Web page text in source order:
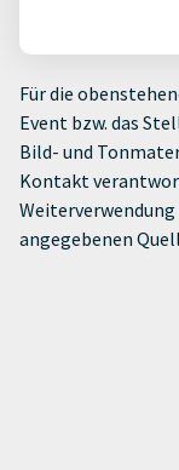
Für die
Event bzw. das
Bild- und
Kontakt
angegebenen